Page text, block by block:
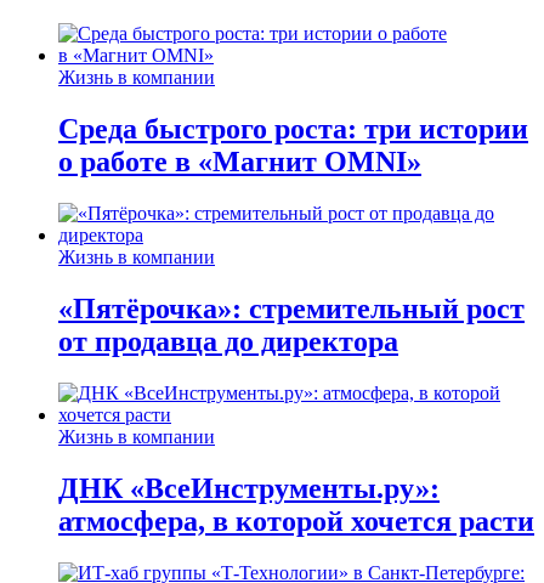
Жизнь в компании
Среда быстрого роста: три истории
о работе в «Магнит OMNI»
Жизнь в компании
«Пятёрочка»: стремительный рост
от продавца до директора
Жизнь в компании
ДНК «ВсеИнструменты.ру»:
атмосфера, в которой хочется расти